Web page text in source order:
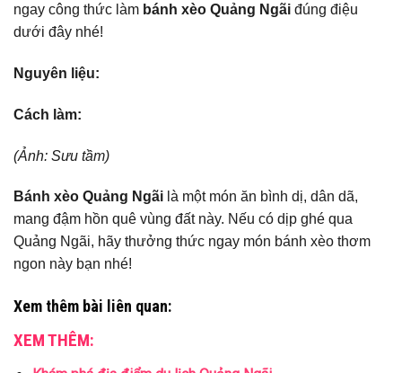
ngay công thức làm bánh xèo Quảng Ngãi đúng điệu
dưới đây nhé!
Nguyên liệu:
Cách làm:
(Ảnh: Sưu tầm)
Bánh xèo Quảng Ngãi là một món ăn bình dị, dân dã,
mang đậm hồn quê vùng đất này. Nếu có dịp ghé qua
Quảng Ngãi, hãy thưởng thức ngay món bánh xèo thơm
ngon này bạn nhé!
Xem thêm bài liên quan:
XEM THÊM: